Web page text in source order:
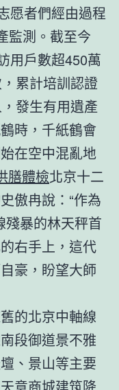
愿者們經由過程
監測。截至今
用戶數超450萬
累計培訓認證
發生有用遺產
時，千紙鶴會
在空中混亂地
膳體檢北京十二
傲冉說：“作為
殘暴的林天秤首
右手上，這代
豪，盼望大師
的北京中軸線
段御道景不雅
、景山等主要
意商城建筑降